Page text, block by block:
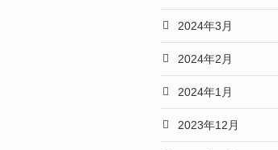
2024年3月
2024年2月
2024年1月
2023年12月